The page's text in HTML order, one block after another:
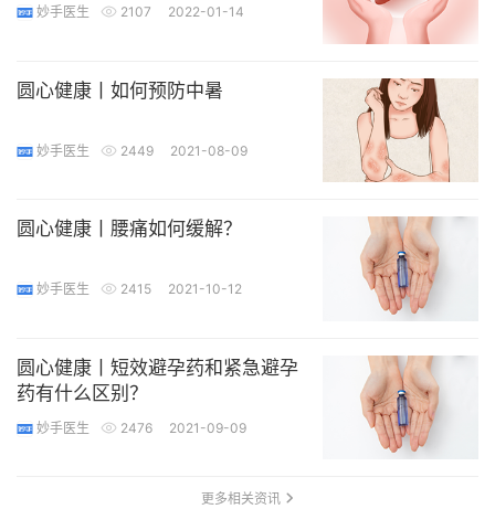
妙手医生 2107 2022-01-14
圆心健康丨如何预防中暑
妙手医生 2449 2021-08-09
圆心健康丨腰痛如何缓解？
妙手医生 2415 2021-10-12
圆心健康丨短效避孕药和紧急避孕
药有什么区别？
妙手医生 2476 2021-09-09
更多相关资讯